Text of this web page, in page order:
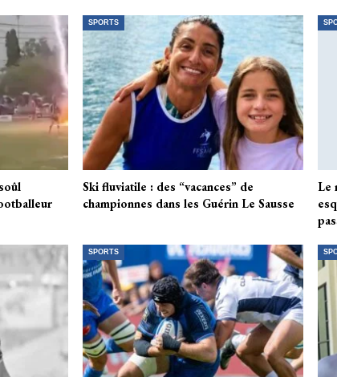
SPORTS
Ski fluviatile : des “vacances” de
championnes dans les Guérin Le Sausse
Le
SPORTS